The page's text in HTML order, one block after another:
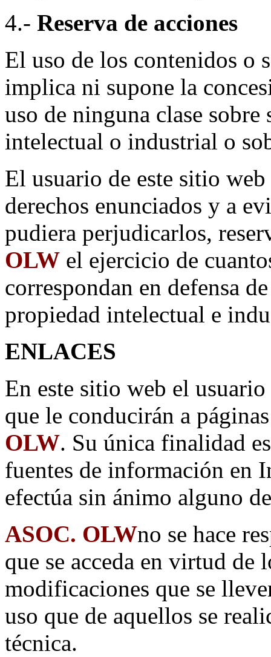
4.- Reserva de acciones
El uso de los contenidos o
implica ni supone la
uso de ninguna clase sobre
intelectual o industrial o
El usuario de este sitio
derechos enunciados y a
pudiera perjudicarlos,
OLW el ejercicio de
correspondan en defensa
propiedad intelectual e
ENLACES
En este sitio web el
que le conducirán a
OLW. Su única finalidad
fuentes de información en
efectúa sin ánimo alguno
ASOC. OLWno se hace
que se acceda en virtud de
modificaciones que se
uso que de aquellos se
técnica.